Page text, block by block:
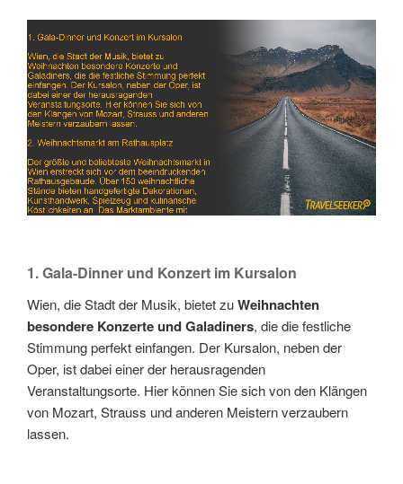
Link Embed
1. Gala-Dinner und Konzert im Kursalon
Wien, die Stadt der Musik, bietet zuWeihnachten
besondere Konzerte und Galadiners, die die festliche
Stimmung perfekt einfangen. Der Kursalon, neben der
Oper, ist dabei einer der herausragenden
Veranstaltungsorte. Hier können Sie sich von den Klängen
von Mozart, Strauss und anderen Meistern verzaubern
lassen.